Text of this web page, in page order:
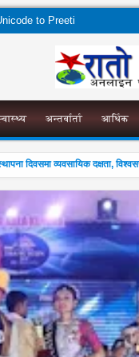
to Preeti
अन्तर्वार्ता आर्थिक
व्यवसायिक दक्षता,